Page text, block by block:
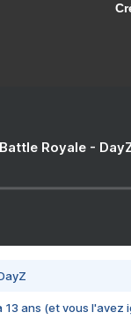
Royale -
13 ans (et vous l'avez